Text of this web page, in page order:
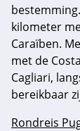
kilometer
Caraïben.
met de
Cagliari,
bereikbaar
Rondreis